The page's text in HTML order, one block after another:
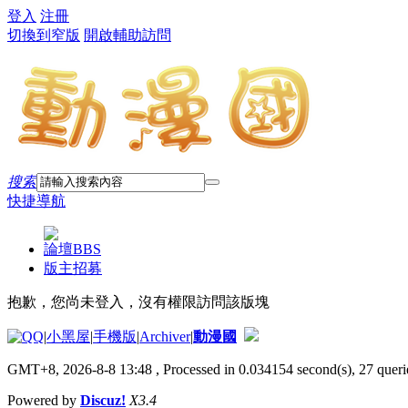
登入 注冊
切換到窄版 開啟輔助訪問
搜索
快捷導航
論壇BBS
版主招募
抱歉，您尚未登入，沒有權限訪問該版塊
|小黑屋|手機版|Archiver|動漫國
GMT+8, 2026-8-8 13:48 , Processed in 0.034154 second(s), 27
Powered by Discuz! X3.4